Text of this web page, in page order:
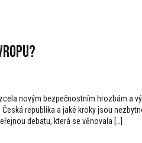
novým bezpečnostním hrozbám a
republika a jaké kroky jsou
debatu, která se věnovala […]